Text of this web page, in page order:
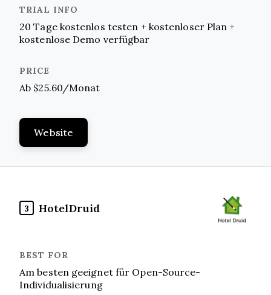
20 Tage kostenlos testen + kostenloser Plan +
kostenlose Demo verfügbar
Ab $25.60/Monat
Website
3 HotelDruid
Am besten geeignet für Open-Source-
Individualisierung